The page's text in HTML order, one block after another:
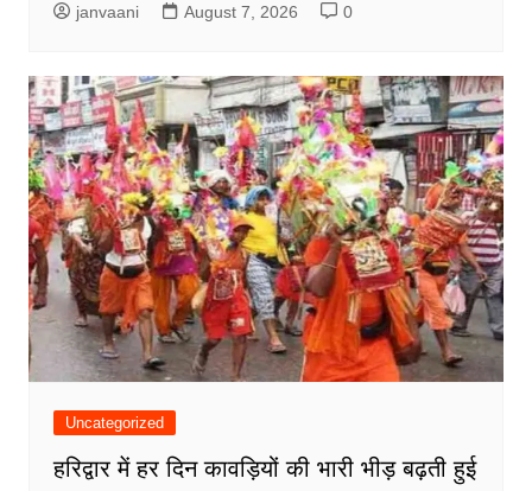
janvaani August 7, 2026 0
Uncategorized
हरिद्वार में हर दिन कावड़ियों की भारी भीड़ बढ़ती हुई